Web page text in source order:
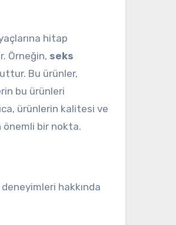
hitap
Örneğin, seks
Bu ürünler,
bu ürünleri
ürünlerin kalitesi ve
önemli bir nokta.
hakkında